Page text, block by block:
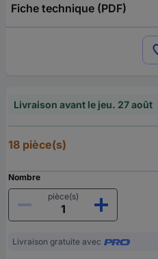
Fiche technique (PDF)
Livraison avant le jeu. 27 août
18 pièce(s)
Nombre
pièce(s)
Livraison gratuite avec